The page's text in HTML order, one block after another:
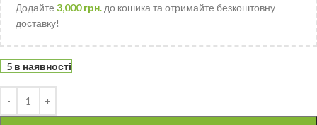
Додайте 3,000грн. до кошика та отримайте безкоштовну
доставку!
5 в наявності